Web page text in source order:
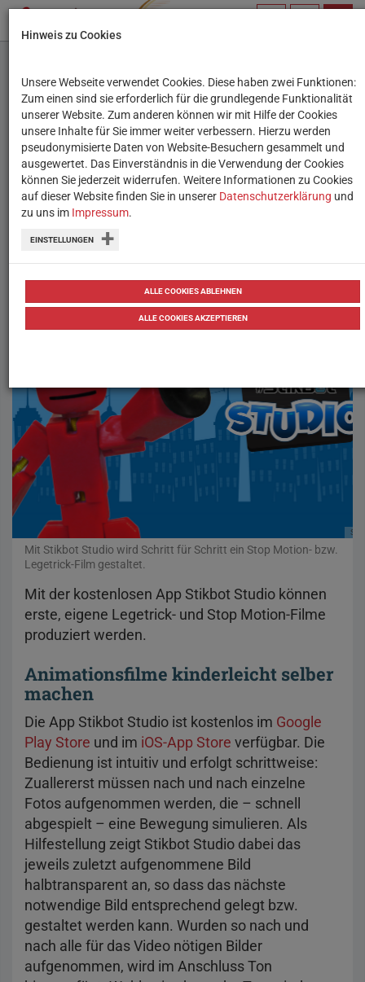
App des Monats: Stop
Motion-Filme mit Stikbot
Studio
Erste Animationsfilme ganz einfach
selber machen – Stikbot Studio macht’s
vonTanja Waculik 10.04.2019 Tipps
Mit Stikbot Studio wird Schritt für Schritt ein Stop Motion- bzw.
Legetrick-Film gestaltet.
Mit der kostenlosen App Stikbot Studio können
erste, eigene Legetrick- und Stop Motion-Filme
produziert werden.
Animationsfilme kinderleicht selber
machen
Die App Stikbot Studio ist kostenlos im Google
Play Store und im iOS-App Store verfügbar. Die
Bedienung ist intuitiv und erfolgt schrittweise:
Zuallererst müssen nach und nach einzelne
Fotos aufgenommen werden, die – schnell
abgespielt – eine Bewegung simulieren. Als
Hilfestellung zeigt Stikbot Studio dabei das
jeweils zuletzt aufgenommene Bild
halbtransparent an, so dass das nächste
notwendige Bild entsprechend gelegt bzw.
gestaltet werden kann. Wurden so nach und
nach alle für das Video nötigen Bilder
aufgenommen, wird im Anschluss Ton
Hinweis zu Cookies
Unsere Webseite verwendet Cookies. Diese haben zwei Funktionen:
Zum einen sind sie erforderlich für die grundlegende Funktionalität
unserer Website. Zum anderen können wir mit Hilfe der Cookies
unsere Inhalte für Sie immer weiter verbessern. Hierzu werden
pseudonymisierte Daten von Website-Besuchern gesammelt und
ausgewertet. Das Einverständnis in die Verwendung der Cookies
können Sie jederzeit widerrufen. Weitere Informationen zu Cookies
auf dieser Website finden Sie in unserer Datenschutzerklärung und
zu uns im Impressum.
EINSTELLUNGEN
ALLE COOKIES ABLEHNEN
ALLE COOKIES AKZEPTIEREN